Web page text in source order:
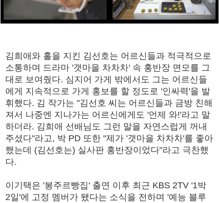
김희애와 홀을 지킨 김선호는 어르신들과 적극적으로
소통하며 드라마 '갯마을 차차차' 속 홍반장 면모를 그
대로 보여줬다. 심지어 가게 밖에서도 그는 어르신들
에게 지속적으로 가게 홍보를 할 정도로 '인싸력'을 발
휘했다. 김 작가는 "김선호 씨는 어르신들과 금방 친해
져서 나중엔 지나가는 어르신에게도 '언제 와!'라고 말
하더라. 김희애 선배님도 그런 말을 자연스럽게 꺼내
주셨다"라고, 박 PD 또한 "제가 '갯마을 차차차'를 좋아
했는데 (김선호는) 실사판 홍반장이었다"라고 극찬했
다.
이기택은 '봉주르빵집' 출연 이후 최근 KBS 2TV '1박
2일'에 고정 멤버가 됐다는 소식을 전하며 '예능 블루